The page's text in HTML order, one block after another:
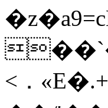
<．